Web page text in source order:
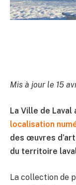
Mis à jour le 15
La Ville de Laval
localisation
des œuvres
du territoire
La collection de